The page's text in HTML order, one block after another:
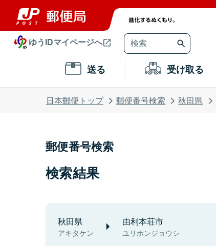
ゆうIDマイページへ
送る 受け取る
日本郵便トップ 郵便番号検索 秋田県
郵便番号検索
検索結果
秋田県
アキタケン
由利本荘市
ユリホンジョウシ